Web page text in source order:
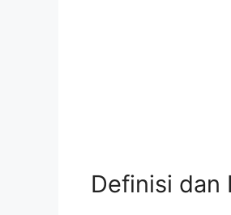
Definisi dan